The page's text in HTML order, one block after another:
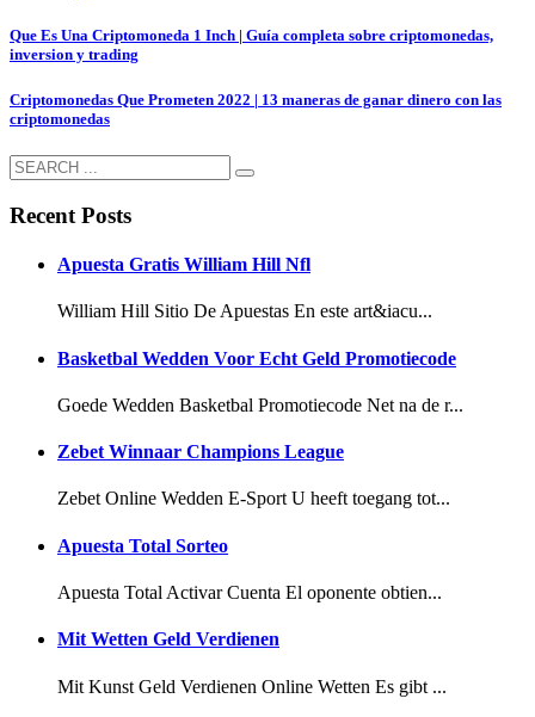
Que Es Una Criptomoneda 1 Inch | Guía completa sobre criptomonedas,
inversion y trading
Criptomonedas Que Prometen 2022 | 13 maneras de ganar dinero con las
criptomonedas
Recent Posts
Apuesta Gratis William Hill Nfl
William Hill Sitio De Apuestas En este art&iacu...
Basketbal Wedden Voor Echt Geld Promotiecode
Goede Wedden Basketbal Promotiecode Net na de r...
Zebet Winnaar Champions League
Zebet Online Wedden E-Sport U heeft toegang tot...
Apuesta Total Sorteo
Apuesta Total Activar Cuenta El oponente obtien...
Mit Wetten Geld Verdienen
Mit Kunst Geld Verdienen Online Wetten Es gibt ...